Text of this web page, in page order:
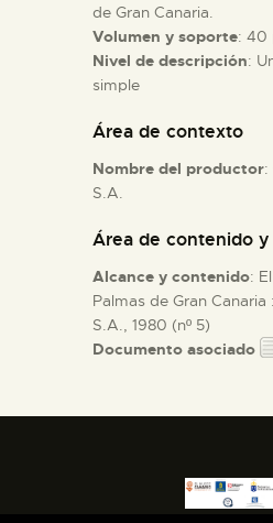
DIDÁCTICA
ESPAÑOL
de Gran Canaria.
Volumen y soporte: 40
Nivel de descripción:
simple
Área de contexto
Nombre del productor:
S.A.
Área de contenido
Alcance y contenido:
Palmas de Gran
S.A., 1980 (nº 5)
Documento asociado